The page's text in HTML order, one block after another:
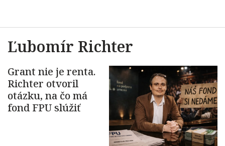
Ľubomír Richter
Grant nie je renta.
Richter otvoril
otázku, na čo má
fond FPU slúžiť